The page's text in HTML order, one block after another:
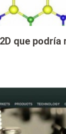
que podría